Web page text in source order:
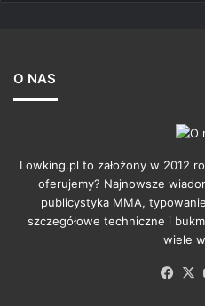
O NAS
Lowking.pl to założony w 2012
oferujemy? Najnowsze
publicystyka MMA,
szczegółowe techniczne i
wiele